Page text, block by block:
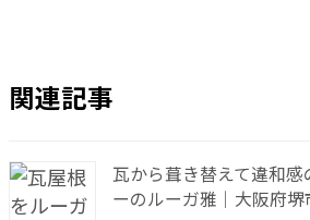
関連記事
瓦から葺き替えて違和
ーのルーガ雅｜大阪府堺